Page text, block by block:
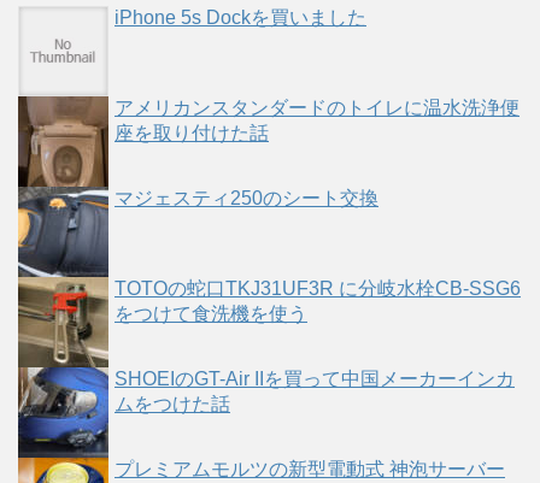
iPhone 5s Dockを買いました
アメリカンスタンダードのトイレに温水洗浄便
座を取り付けた話
マジェスティ250のシート交換
TOTOの蛇口TKJ31UF3R に分岐水栓CB-SSG6
をつけて食洗機を使う
SHOEIのGT-Air IIを買って中国メーカーインカ
ムをつけた話
プレミアムモルツの新型電動式 神泡サーバー